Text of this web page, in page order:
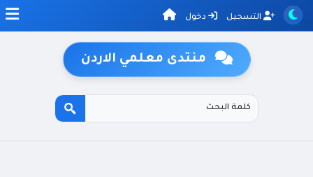
التسجيل دخول
منتدى معلمي الاردن